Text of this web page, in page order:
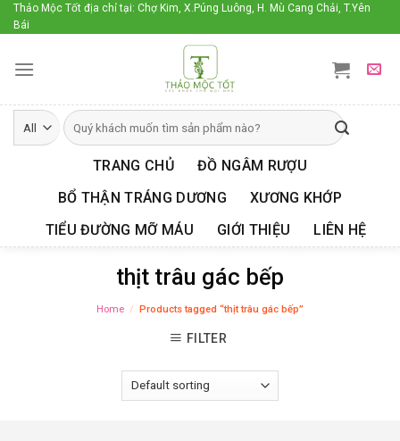
Skip
to
Thảo Mộc Tốt địa chỉ tại: Chợ Kim, X.Púng Luông, H. Mù Cang Chải, T.Yên
Bái
TRANG CHỦ
ĐỒ NGÂM RƯỢU
BỔ THẬN TRÁNG DƯƠNG
XƯƠNG KHỚP
TIỂU ĐƯỜNG MỠ MÁU
GIỚI THIỆU LIÊN HỆ
thịt trâu gác bếp
Home / Products tagged “thịt trâu gác bếp”
FILTER